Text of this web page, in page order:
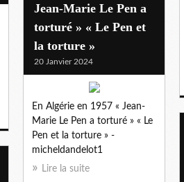
Jean-Marie Le Pen a
torturé » « Le Pen et
la torture »
20 Janvier 2024
En Algérie en 1957 « Jean-
Marie Le Pen a torturé » « Le
Pen et la torture » -
micheldandelot1
Lire la suite